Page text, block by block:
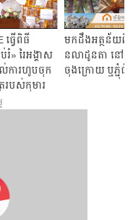
ធ្វើ​ពិធី
» រៃអង្គាស​
ការហូបចុក​
របស់​កុមារ​
មកដឹងអត្ថន័យពិធី
នលាដូនតា នៅថ្ងៃ
ចុងក្រោយ ឬភ្ជុំធំ